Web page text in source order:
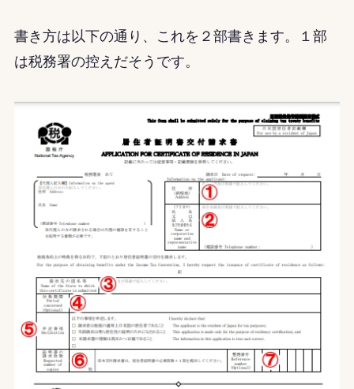
書き方は以下の通り、これを２部書きます。１部
は税務署の控えだそうです。